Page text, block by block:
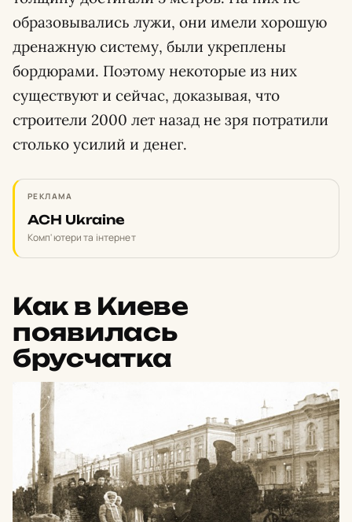
образовывались лужи, они имели хорошую
дренажную систему, были укреплены
бордюрами. Поэтому некоторые из них
существуют и сейчас, доказывая, что
строители 2000 лет назад не зря потратили
столько усилий и денег.
РЕКЛАМА
ACH Ukraine
Комп'ютери та інтернет
Как в Киеве
появилась
брусчатка